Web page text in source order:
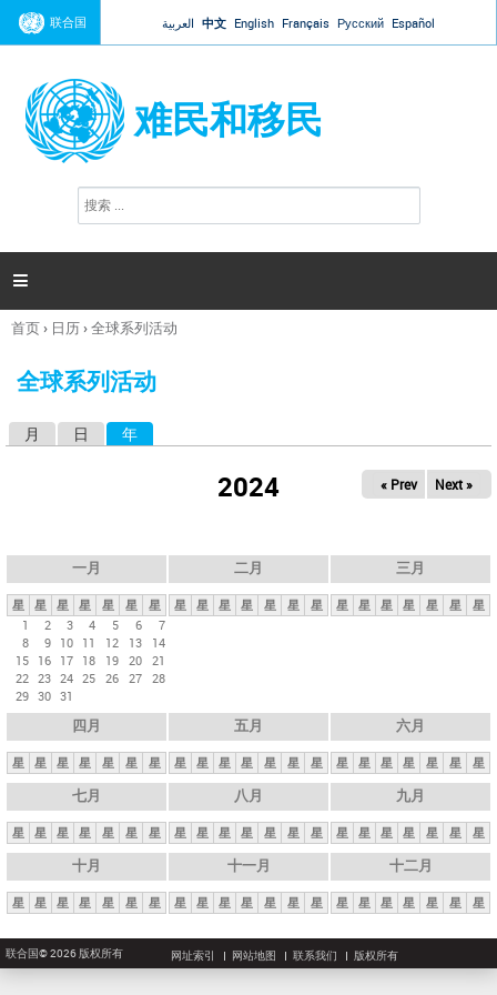
Jump to navigation
联合国 العربية 中文 English Français Русский Español
难民和移民
搜
索

你
这
首页› 日历›全球系列活动
全球系列活动
月 日 年
2024 « Prev Next »
一月
星 星 星 星 星 星
星
1
2 3 4 5 6
7
8
9 10 11 12 13
14
15 16 17 18 19 20 21
22 23 24 25 26 27 28
29 30 31
二月
星 星 星 星 星 星 星
三月
星 星 星 星 星 星 星
四月
星 星 星 星 星 星 星
五月
星 星 星 星 星 星 星
六月
星 星 星 星 星 星 星
七月
星 星 星 星 星 星 星
八月
星 星 星 星 星 星 星
九月
星 星 星 星 星 星 星
十月
星 星 星 星 星 星 星
十一月
星 星 星 星 星 星 星
十二月
星 星 星 星 星 星 星
联合国© 2026 版权所有 网址索引 网站地图 联系我们 版权所有